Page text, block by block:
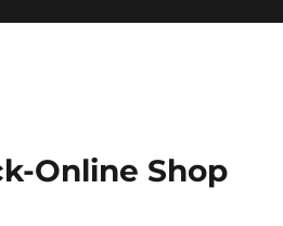
Online Shop